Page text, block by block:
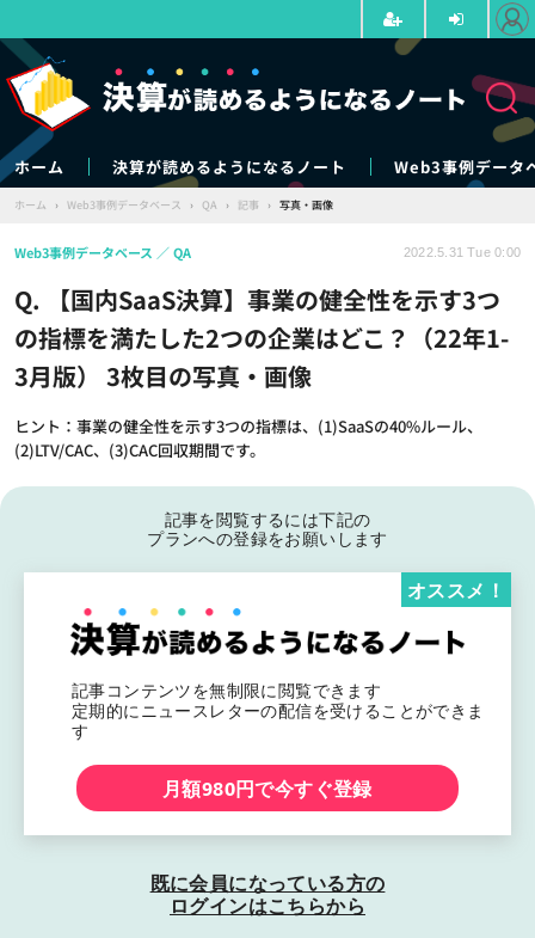
ホーム 決算が読めるようになるノート Web3事例データ
ホーム › Web3事例データベース › QA › 記事 › 写真・画像
Q. 【国内SaaS決算】事業の健全性を示す3つ
の指標を満たした2つの企業はどこ？（22年1-
3月版） 3枚目の写真・画像
ヒント：事業の健全性を示す3つの指標は、(1)SaaSの40%ルール、
(2)LTV/CAC、(3)CAC回収期間です。
Web3事例データベース QA 2022.5.31 Tue 0:00
記事を閲覧するには下記の
プランへの登録をお願いします
記事コンテンツを無制限に閲覧できます
定期的にニュースレターの配信を受けることができま
す
オススメ！
月額980円で今すぐ登録
既に会員になっている方の
ログインはこちらから